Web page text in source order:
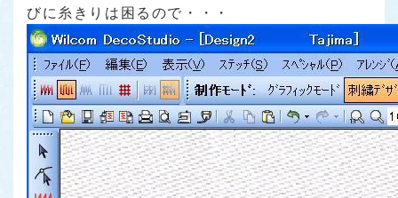
びに糸きりは困るので・・・